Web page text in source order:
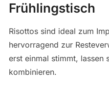
Frühlingstisch
Risottos sind ideal zum
hervorragend zur
erst einmal stimmt, lassen
kombinieren.